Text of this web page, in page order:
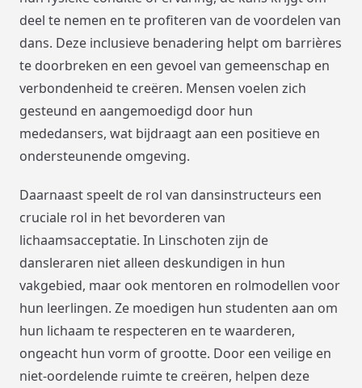
deel te nemen en te profiteren van de voordelen van
dans. Deze inclusieve benadering helpt om barrières
te doorbreken en een gevoel van gemeenschap en
verbondenheid te creëren. Mensen voelen zich
gesteund en aangemoedigd door hun
mededansers, wat bijdraagt aan een positieve en
ondersteunende omgeving.
Daarnaast speelt de rol van dansinstructeurs een
cruciale rol in het bevorderen van
lichaamsacceptatie. In Linschoten zijn de
dansleraren niet alleen deskundigen in hun
vakgebied, maar ook mentoren en rolmodellen voor
hun leerlingen. Ze moedigen hun studenten aan om
hun lichaam te respecteren en te waarderen,
ongeacht hun vorm of grootte. Door een veilige en
niet-oordelende ruimte te creëren, helpen deze